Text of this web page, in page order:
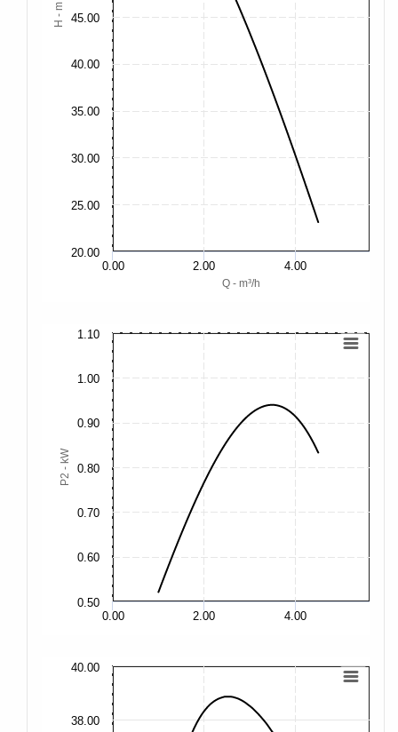
Q - m³/h
H - m
0.00 2.00 4.00
20.00
25.00
30.00
35.00
40.00
45.00
P2 - kW
0.00 2.00 4.00
0.50
0.60
0.70
0.80
0.90
1.00
1.10
38.00
40.00